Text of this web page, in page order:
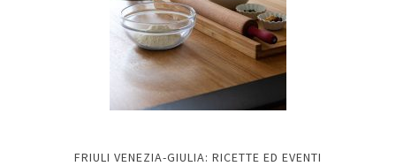
FRIULI VENEZIA-GIULIA: RICETTE ED EVENTI